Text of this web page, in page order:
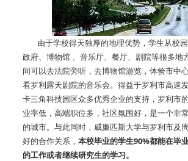
由于学校得天独厚的地理优势，学生从校园
政府、博物馆 、音乐厅、餐厅、剧院等很多地
间可以去法院旁听，去博物馆游览，体验市中
看罗利露天剧院的音乐会。得益于罗利市高速
卡三角科技园区众多优秀企业的支持，罗利市
业率低，高端职位多，社区氛围好，是一个非
的城市。与此同时，威廉匹斯大学与罗利市及
好的合作关系， 本校毕业的学生90%都能在毕
的工作或者继续研究生的学习。